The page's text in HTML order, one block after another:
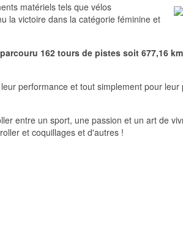
matériels tels que vélos
la victoire dans la catégorie féminine et
162 tours de pistes soit 677,16
performance et tout simplement pour
entre un sport, une passion et un art de
et coquillages et d'autres !